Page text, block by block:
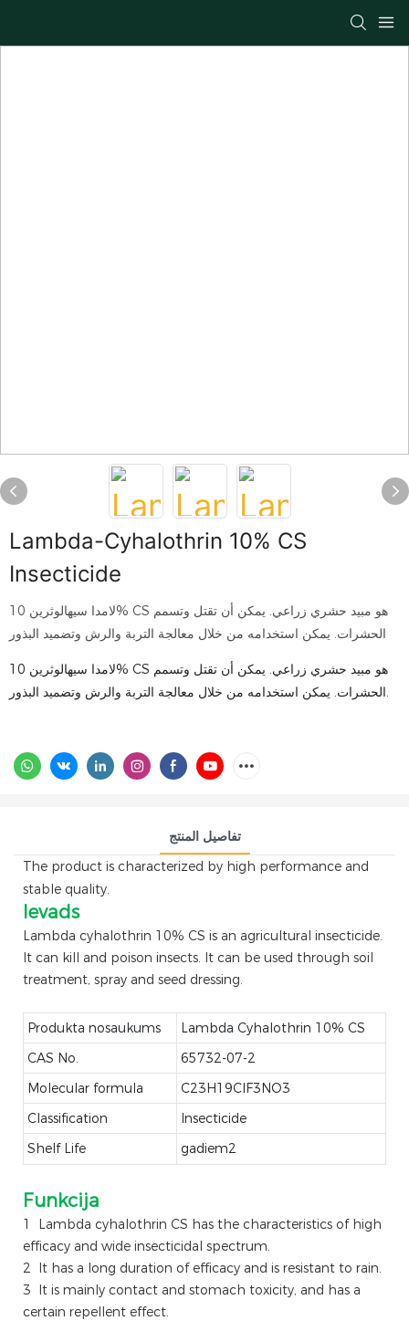
Lambda-Cyhalothrin 10% CS
Insecticide
لامدا سيهالوثرين 10% CS هو مبيد حشري زراعي. يمكن أن تقتل وتسمم
الحشرات. يمكن استخدامه من خلال معالجة التربة والرش وتضميد البذور
لامدا سيهالوثرين 10% CS هو مبيد حشري زراعي. يمكن أن تقتل وتسمم
الحشرات. يمكن استخدامه من خلال معالجة التربة والرش وتضميد البذور.
تفاصيل المنتج
The product is characterized by high performance and
stable quality.
Ievads
Lambda cyhalothrin 10% CS is an agricultural insecticide.
It can kill and poison insects. It can be used through soil
treatment, spray and seed dressing.
Produkta nosaukums
Lambda Cyhalothrin 10% CS
CAS No.
65732-07-2
Molecular formula
C23H19ClF3NO3
Classification
Insecticide
Shelf Life
gadiem2
Funkcija
1 Lambda cyhalothrin CS has the characteristics of high
efficacy and wide insecticidal spectrum.
2 It has a long duration of efficacy and is resistant to rain.
3 It is mainly contact and stomach toxicity, and has a
certain repellent effect.